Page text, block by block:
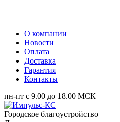
О компании
Новости
Оплата
Доставка
Гарантия
Контакты
пн-пт с 9.00 до 18.00 МСК
Городское благоустройство